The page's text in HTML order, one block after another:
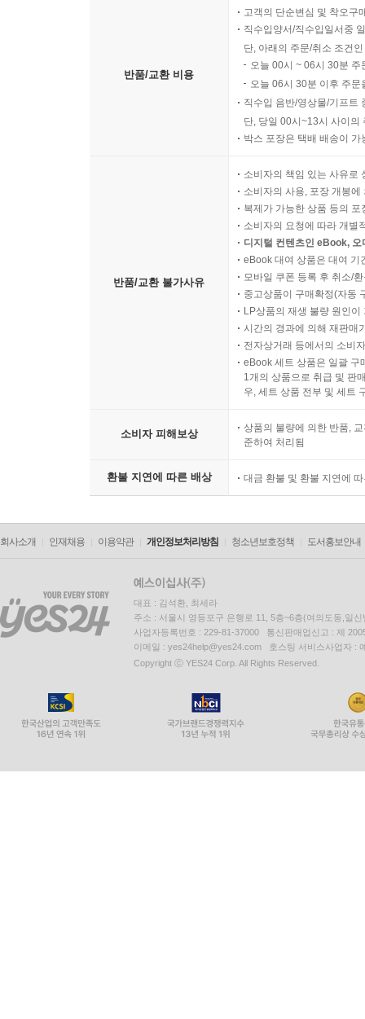
반품/교환 비용
고객의 단순변심 및 착오구
직수입양서/직수입일서중
단, 아래의 주문/취소 조건
오늘 00시 ~ 06시 30분
오늘 06시 30분 이후 주
직수입 음반/영상물/기프트
단, 당일 00시~13시 사이의
박스 포장은 택배 배송이
반품/교환 불가사유
소비자의 책임 있는 사유로
소비자의 사용, 포장 개봉
복제가 가능한 상품 등의
소비자의 요청에 따라 개별
디지털 컨텐츠인 eBook,
eBook 대여 상품은 대여 기
모바일 쿠폰 등록 후 취소/
중고상품이 구매확정(자동
LP상품의 재생 불량 원인
시간의 경과에 의해 재판매
전자상거래 등에서의 소비
eBook 세트 상품은 일괄 구
1개의 상품으로 취급 및 판
우, 세트 상품 전부 및 세트
소비자 피해보상
상품의 불량에 의한 반품,
준하여 처리됨
환불 지연에 따른 배상 대금 환불 및 환불 지연에
회사소개 인재채용 이용약관 개인정보처리방침 청소년보호정책 도서홍보안내
대표 : 김석환, 최세라
주소 : 서울시 영등포구 은행로 11, 5층~6층(여의도동,일신
사업자등록번호 : 229-81-37000 통신판매업신고 : 제
이메일 : yes24help@yes24.com 호스팅 서비스사업자 :
Copyright ⓒ YES24 Corp. All Rights Reserved.